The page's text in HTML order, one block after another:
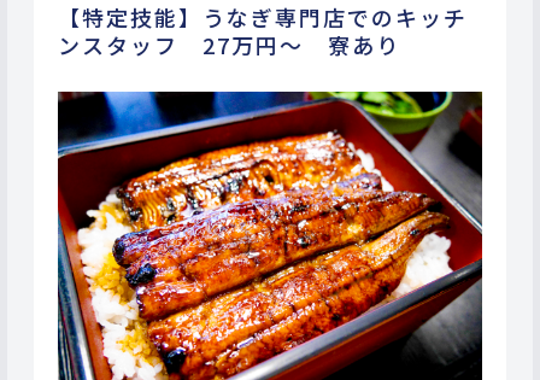
【特定技能】うなぎ専門店でのキッチ
ンスタッフ 27万円～ 寮あり